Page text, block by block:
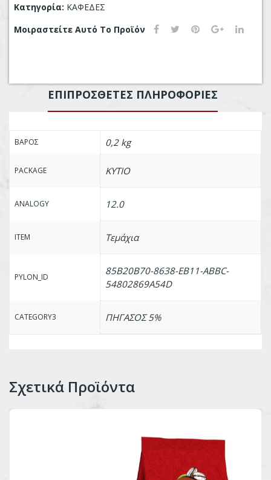
Κατηγορία: ΚΑΦΕΔΕΣ
Μοιραστείτε Αυτό Το Προϊόν
ΕΠΙΠΡΌΣΘΕΤΕΣ ΠΛΗΡΟΦΟΡΊΕΣ
ΒΆΡΟΣ 0,2 kg
PACKAGE ΚΥΤΙΟ
ANALOGY 12.0
ITEM Τεμάχια
PYLON_ID
85B20B70-8638-EB11-ABBC-
54802869A54D
CATEGORY3 ΠΗΓΑΣΟΣ 5%
Σχετικά Προϊόντα